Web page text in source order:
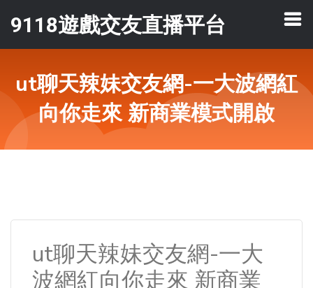
9118遊戲交友直播平台
ut聊天辣妹交友網-一大波網紅
向你走來 新商業模式開啟
ut聊天辣妹交友網-一大
波網紅向你走來 新商業